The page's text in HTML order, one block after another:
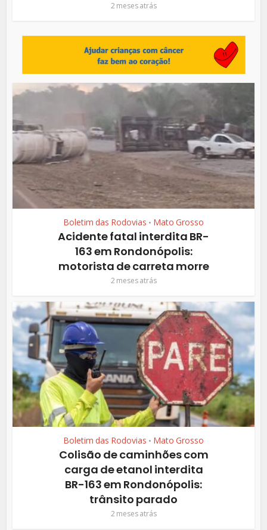
2 meses atrás
Boletim das Rodovias • Mato Grosso
Acidente fatal interdita BR-
163 em Rondonópolis:
motorista de carreta morre
2 meses atrás
Boletim das Rodovias • Mato Grosso
Colisão de caminhões com
carga de etanol interdita
BR-163 em Rondonópolis:
trânsito parado
2 meses atrás